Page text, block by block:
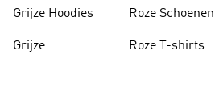
Grijze Hoodies
Grijze
Roze Schoenen
Roze T-shirts